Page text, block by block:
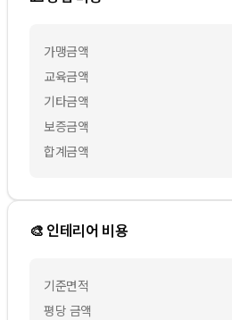
가맹금액
교육금액
기타금액
보증금액
합계금액
🎨 인테리어 비용
기준면적
평당 금액